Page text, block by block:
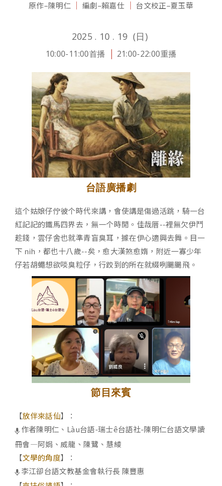
s
A
p
p
W
i
b
o
原作–陳明仁 │ 編劇–賴嘉仕 │ 台文校正–夏玉華
2025 . 10 . 19 (日)
10:00-11:00首播 21:00-22:00重播
台語廣播劇
這个姑娘仔佇彼个時代來講，會使講是傷過活跳，騎一台
紅記記的鐵馬四界去，無一个時閒。佳哉厝--裡無欠伊鬥
趁錢，雲仔舍也就準青盲臭耳，據在伊心適興去舞。目一
下 nih，都也十八歲--矣，愈大漢煞愈媠，附近一寡少年
仔若胡蠅想欲啖臭粒仔，行跤到的所在就綴咧颺颺飛。
節目來賓
【放伴來話仙】：
作者陳明仁、Làu台語-瑞士ê台語社-陳明仁台語文學讀
冊會—阿娟、威龍、陳鷺、慧綾
【文學的角度】：
李江卻台語文教基金會執行長 陳豐惠